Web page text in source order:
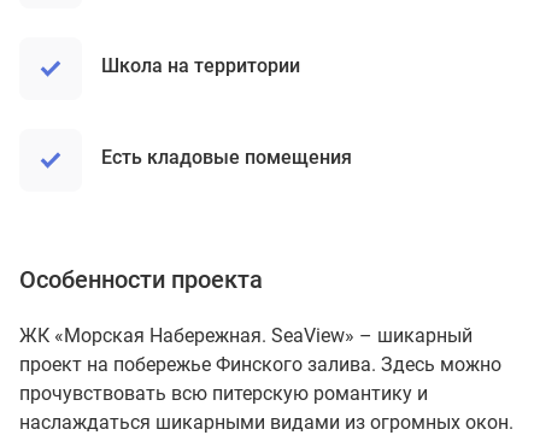
Школа на территории
Есть кладовые помещения
Особенности проекта
ЖК «Морская Набережная. SeaView» – шикарный
проект на побережье Финского залива. Здесь можно
прочувствовать всю питерскую романтику и
наслаждаться шикарными видами из огромных окон.